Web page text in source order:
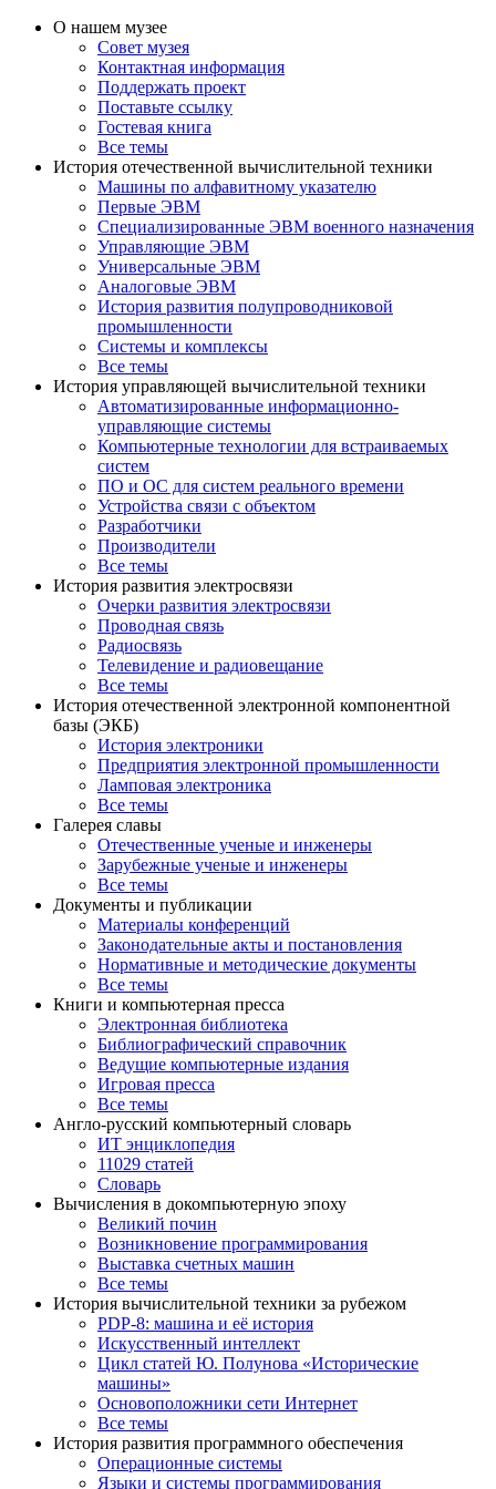
О нашем музее
Совет музея
Контактная информация
Поддержать проект
Поставьте ссылку
Гостевая книга
Все темы
История отечественной вычислительной техники
Машины по алфавитному указателю
Первые ЭВМ
Специализированные ЭВМ военного назначения
Управляющие ЭВМ
Универсальные ЭВМ
Аналоговые ЭВМ
История развития полупроводниковой
промышленности
Системы и комплексы
Все темы
История управляющей вычислительной техники
Автоматизированные информационно-
управляющие системы
Компьютерные технологии для встраиваемых
систем
ПО и ОС для систем реального времени
Устройства связи с объектом
Разработчики
Производители
Все темы
История развития электросвязи
Очерки развития электросвязи
Проводная связь
Радиосвязь
Телевидение и радиовещание
Все темы
История отечественной электронной компонентной
базы (ЭКБ)
История электроники
Предприятия электронной промышленности
Ламповая электроника
Все темы
Галерея славы
Отечественные ученые и инженеры
Зарубежные ученые и инженеры
Все темы
Документы и публикации
Материалы конференций
Законодательные акты и постановления
Нормативные и методические документы
Все темы
Книги и компьютерная пресса
Электронная библиотека
Библиографический справочник
Ведущие компьютерные издания
Игровая пресса
Все темы
Англо-русский компьютерный словарь
ИТ энциклопедия
11029 статей
Словарь
Вычисления в докомпьютерную эпоху
Великий почин
Возникновение программирования
Выставка счетных машин
Все темы
История вычислительной техники за рубежом
PDP-8: машина и её история
Искусственный интеллект
Цикл статей Ю. Полунова «Исторические
машины»
Основоположники сети Интернет
Все темы
История развития программного обеспечения
Операционные системы
Языки и системы программирования